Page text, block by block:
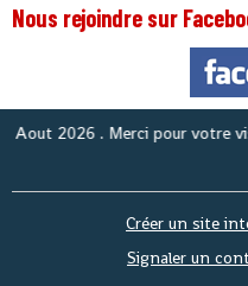
Nous rejoindre sur
2026. Merci pour votre visite
Créer un site
Signaler un